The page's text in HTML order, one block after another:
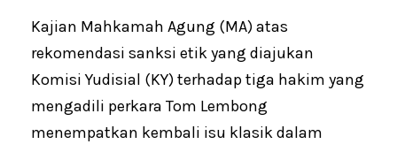
Kajian Mahkamah Agung (MA) atas
rekomendasi sanksi etik yang diajukan
Komisi Yudisial (KY) terhadap tiga hakim yang
mengadili perkara Tom Lembong
menempatkan kembali isu klasik dalam